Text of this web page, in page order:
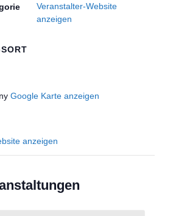
Google Karte anzeigen
anzeigen
Veranstalter-Website
anzeigen